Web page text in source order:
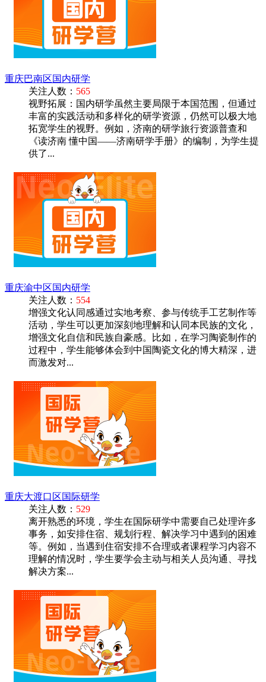
重庆巴南区国内研学
关注人数： 565
‌视野拓展‌：国内研学虽然主要局限于本国范围，但通过
丰富的实践活动和多样化的研学资源，仍然可以极大地
拓宽学生的视野。例如，济南的研学旅行资源普查和
《读济南 懂中国——济南研学手册》的编制，为学生提
供了...
重庆渝中区国内研学
关注人数： 554
增强文化认同感通过实地考察、参与传统手工艺制作等
活动，学生可以更加深刻地理解和认同本民族的文化，
增强文化自信和民族自豪感。比如，在学习陶瓷制作的
过程中，学生能够体会到中国陶瓷文化的博大精深，进
而激发对...
重庆大渡口区国际研学
关注人数： 529
离开熟悉的环境，学生在国际研学中需要自己处理许多
事务，如安排住宿、规划行程、解决学习中遇到的困难
等。例如，当遇到住宿安排不合理或者课程学习内容不
理解的情况时，学生要学会主动与相关人员沟通、寻找
解决方案...